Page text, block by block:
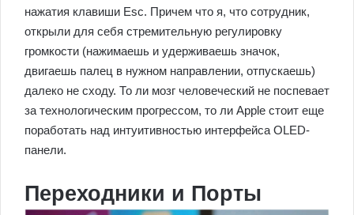
нажатия клавиши Esc. Причем что я, что сотрудник,
открыли для себя стремительную регулировку
громкости (нажимаешь и удерживаешь значок,
двигаешь палец в нужном направлении, отпускаешь)
далеко не сходу. То ли мозг человеческий не поспевает
за технологическим прогрессом, то ли Apple стоит еще
поработать над интуитивностью интерфейса OLED-
панели.
Переходники и Порты